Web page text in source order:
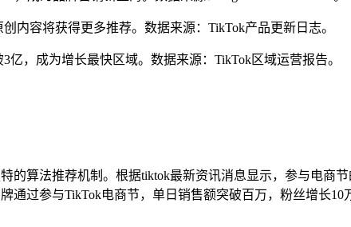
内容将获得更多推荐。数据来源：TikTok产品更新日志。
亿，成为增长最快区域。数据来源：TikTok区域运营报告。
的算法推荐机制。根据tiktok最新资讯消息显示，参与电商
通过参与TikTok电商节，单日销售额突破百万，粉丝增长